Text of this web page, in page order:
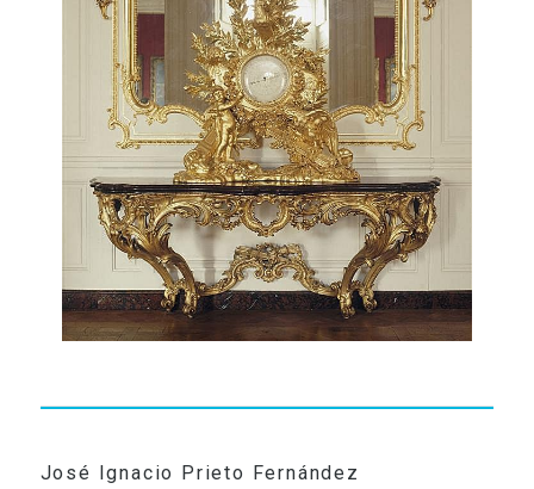
VIDEOS
CONTACTO
José Ignacio Prieto Fernández